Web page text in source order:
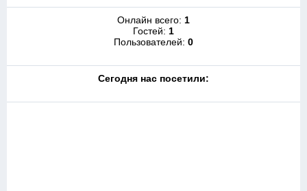
Онлайн всего: 1
Гостей: 1
Пользователей: 0
Cегодня нас посетили: